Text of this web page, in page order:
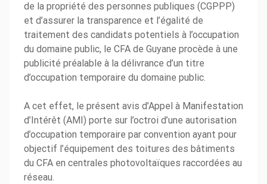
de la propriété des personnes publiques (CGPPP)
et d’assurer la transparence et l’égalité de
traitement des candidats potentiels à l’occupation
du domaine public, le CFA de Guyane procède à une
publicité préalable à la délivrance d’un titre
d’occupation temporaire du domaine public.
A cet effet, le présent avis d’Appel à Manifestation
d’Intérêt (AMI) porte sur l’octroi d’une autorisation
d’occupation temporaire par convention ayant pour
objectif l’équipement des toitures des bâtiments
du CFA en centrales photovoltaïques raccordées au
réseau.